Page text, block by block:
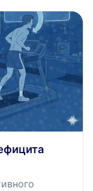
регулятора).
высокой